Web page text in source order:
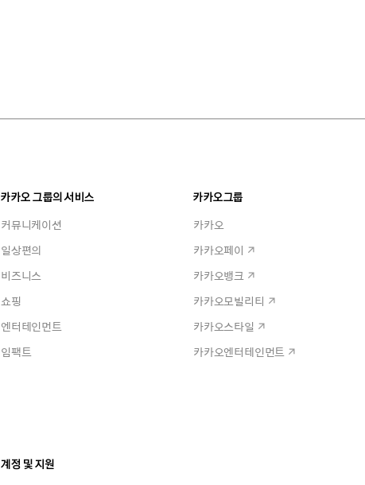
카카오 그룹의 서비스
커뮤니케이션
일상편의
비즈니스
쇼핑
엔터테인먼트
임팩트
카카오그룹
카카오
카카오페이
카카오뱅크
카카오모빌리티
카카오스타일
카카오엔터테인먼트
계정 및 지원